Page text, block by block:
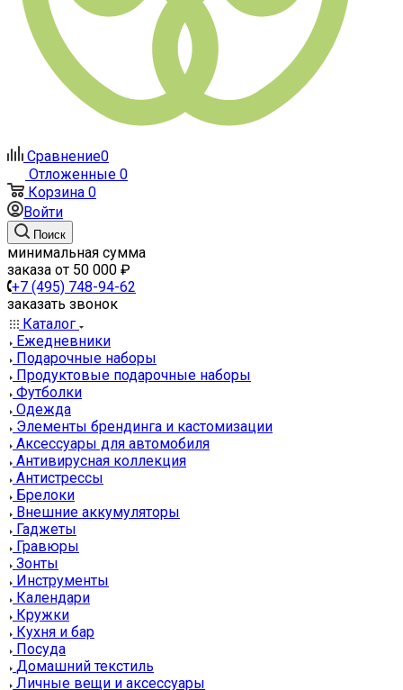
Сравнение0
Отложенные 0
Корзина 0
Войти
Поиск
минимальная сумма
заказа от 50 000 ₽
+7 (495) 748-94-62
заказать звонок
Каталог
Ежедневники
Подарочные наборы
Продуктовые подарочные наборы
Футболки
Одежда
Элементы брендинга и кастомизации
Аксессуары для автомобиля
Антивирусная коллекция
Антистрессы
Брелоки
Внешние аккумуляторы
Гаджеты
Гравюры
Зонты
Инструменты
Календари
Кружки
Кухня и бар
Посуда
Домашний текстиль
Личные вещи и аксессуары